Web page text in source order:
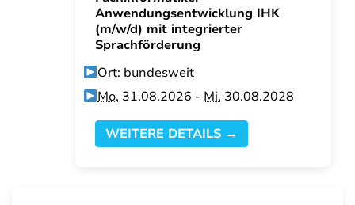
Anwendungsentwicklung IHK
(m/w/d) mit integrierter
Sprachförderung
Ort: bundesweit
Mo. 31.08.2026 -Mi. 30.08.2028
WEITERE DETAILS →